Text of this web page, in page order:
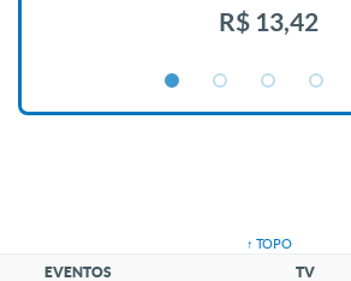
R$ 13,42
↑ TOPO
EVENTOS TV